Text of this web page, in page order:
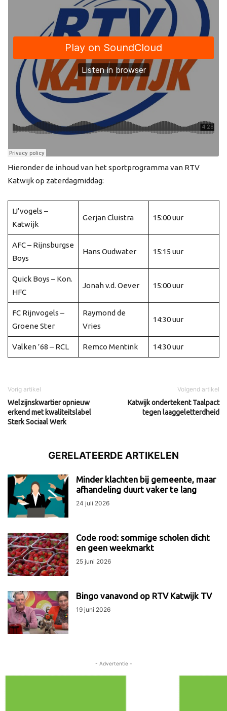
Hieronder de inhoud van het sportprogramma van RTV
Katwijk op zaterdagmiddag:
IJ’vogels –
Katwijk
Gerjan Cluistra 15:00 uur
AFC – Rijnsburgse
Boys
Hans Oudwater 15:15 uur
Quick Boys – Kon.
HFC
Jonah v.d. Oever 15:00 uur
FC Rijnvogels –
Groene Ster
Raymond de
Vries
14:30 uur
Valken ’68 – RCL Remco Mentink 14:30 uur
Vorig artikel
Welzijnskwartier opnieuw
erkend met kwaliteitslabel
Sterk Sociaal Werk
Volgend artikel
Katwijk ondertekent Taalpact
tegen laaggeletterdheid
GERELATEERDE ARTIKELEN
Minder klachten bij gemeente, maar
afhandeling duurt vaker te lang
24 juli 2026
Code rood: sommige scholen dicht
en geen weekmarkt
25 juni 2026
Bingo vanavond op RTV Katwijk TV
19 juni 2026
- Advertentie -